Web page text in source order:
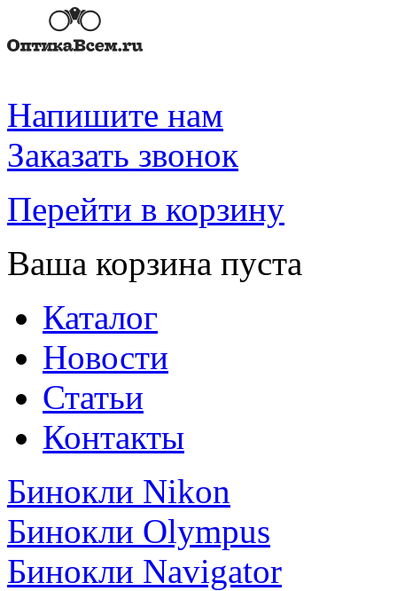
Напишите нам
Заказать звонок
Перейти в корзину
Ваша корзина пуста
Каталог
Новости
Статьи
Контакты
Бинокли Nikon
Бинокли Olympus
Бинокли Navigator